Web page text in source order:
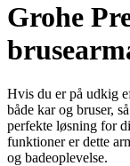
Grohe
Hvis du er på udkig
både kar og bruser,
perfekte løsning for
funktioner er dette
og badeoplevelse.